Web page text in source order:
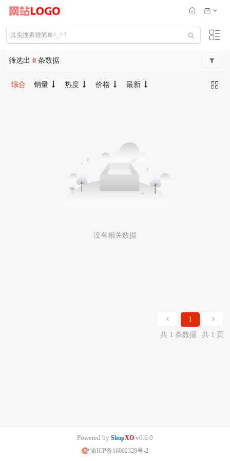
筛选出 0 条数据
综合 销量 热度 价格 最新
没有相关数据
1
共 1 条数据
共 1 页
Powered by ShopXO v6.6.0
渝ICP备16002328号-2